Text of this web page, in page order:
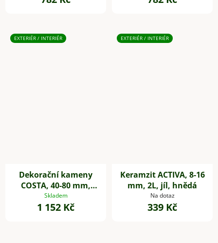
EXTERIÉR / INTERIÉR
Dekorační kameny
COSTA, 40-80 mm,
plast, černá
Skladem
1 152 Kč
EXTERIÉR / INTERIÉR
Keramzit ACTIVA, 8-16
mm, 2L, jíl, hnědá
Na dotaz
339 Kč